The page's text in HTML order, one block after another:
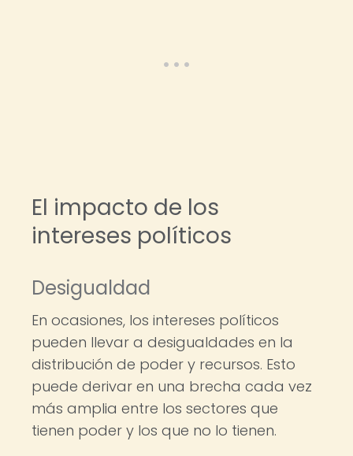
El impacto de los
intereses políticos
Desigualdad
En ocasiones, los intereses políticos
pueden llevar a desigualdades en la
distribución de poder y recursos. Esto
puede derivar en una brecha cada vez
más amplia entre los sectores que
tienen poder y los que no lo tienen.